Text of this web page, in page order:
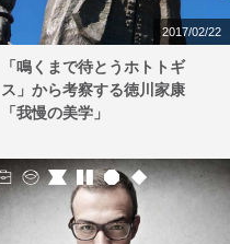
2017/02/22
「鳴くまで待とうホトトギ
ス」から考察する徳川家康
「我慢の美学」